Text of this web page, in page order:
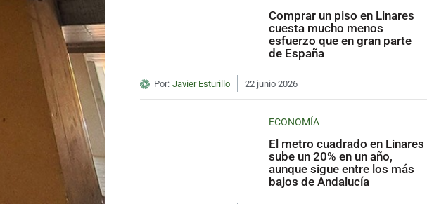
Comprar un piso en Linares
cuesta mucho menos
esfuerzo que en gran parte
de España
Por: Javier Esturillo 22 junio 2026
ECONOMÍA
El metro cuadrado en Linares
sube un 20% en un año,
aunque sigue entre los más
bajos de Andalucía